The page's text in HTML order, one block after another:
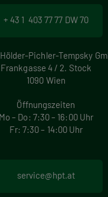
+ 43 1 403 77 77 DW 70
Pichler-Tempsky
Frankgasse 4 / 2. Stock
1090 Wien
Öffnungszeiten
Mo – Do: 7:30 – 16:00 Uhr
Fr: 7:30 – 14:00 Uhr
service@hpt.at